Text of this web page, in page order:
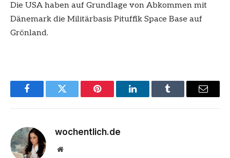
Die USA haben auf Grundlage von Abkommen mit
Dänemark die Militärbasis Pituffik Space Base auf
Grönland.
FacebookTwitter Pinterest LinkedInTumblr Email
wochentlich.de
Website